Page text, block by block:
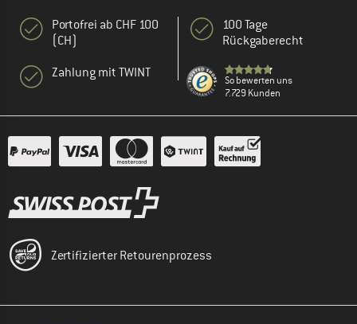
Portofrei ab CHF 100
(CH)
Zahlung mit TWINT
100 Tage
Rückgaberecht
So bewerten uns
7.729 Kunden
Zertifizierter Retourenprozess